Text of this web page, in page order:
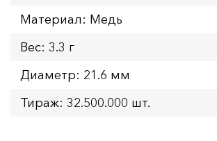
Материал: Медь
Вес: 3.3 г
Диаметр: 21.6 мм
Тираж: 32.500.000 шт.